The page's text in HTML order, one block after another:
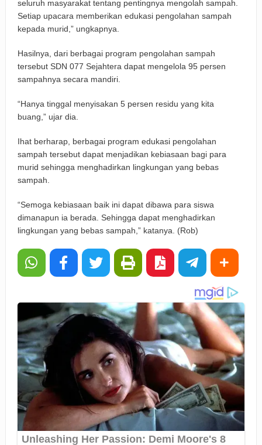
seluruh masyarakat tentang pentingnya mengolah sampah.
Setiap upacara memberikan edukasi pengolahan sampah
kepada murid,” ungkapnya.
Hasilnya, dari berbagai program pengolahan sampah
tersebut SDN 077 Sejahtera dapat mengelola 95 persen
sampahnya secara mandiri.
“Hanya tinggal menyisakan 5 persen residu yang kita
buang,” ujar dia.
Ihat berharap, berbagai program edukasi pengolahan
sampah tersebut dapat menjadikan kebiasaan bagi para
murid sehingga menghadirkan lingkungan yang bebas
sampah.
“Semoga kebiasaan baik ini dapat dibawa para siswa
dimanapun ia berada. Sehingga dapat menghadirkan
lingkungan yang bebas sampah,” katanya. (Rob)